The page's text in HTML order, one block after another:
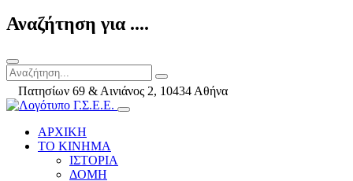
Αναζήτηση για ....
Πατησίων 69 & Αινιάνος 2, 10434 Αθήνα
ΑΡΧΙΚΗ
ΤΟ ΚΙΝΗΜΑ
ΙΣΤΟΡΙΑ
ΔΟΜΗ